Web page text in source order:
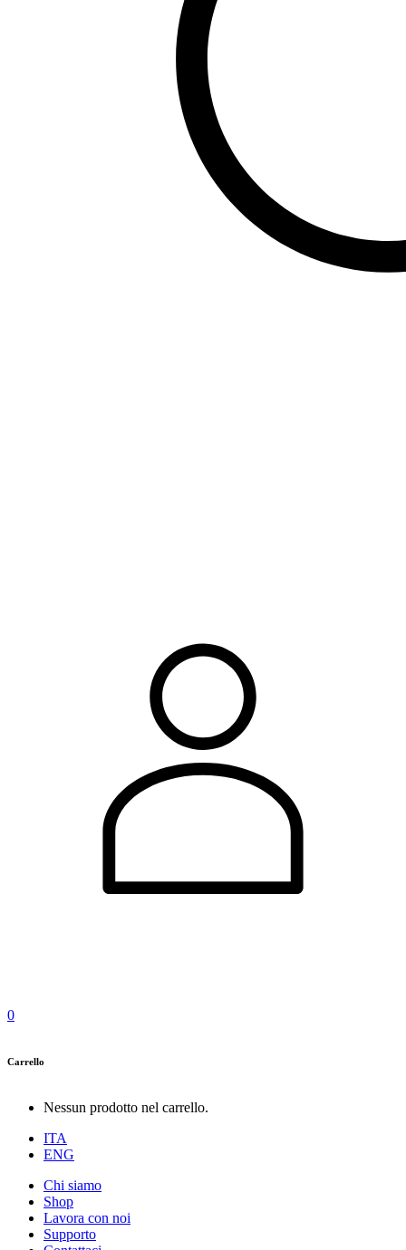
0
Carrello
Nessun prodotto nel carrello.
ITA
ENG
Chi siamo
Shop
Lavora con noi
Supporto